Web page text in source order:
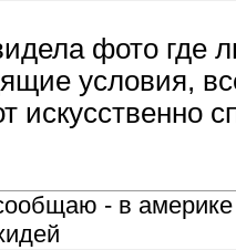
фото где
условия,
искусственно
- в